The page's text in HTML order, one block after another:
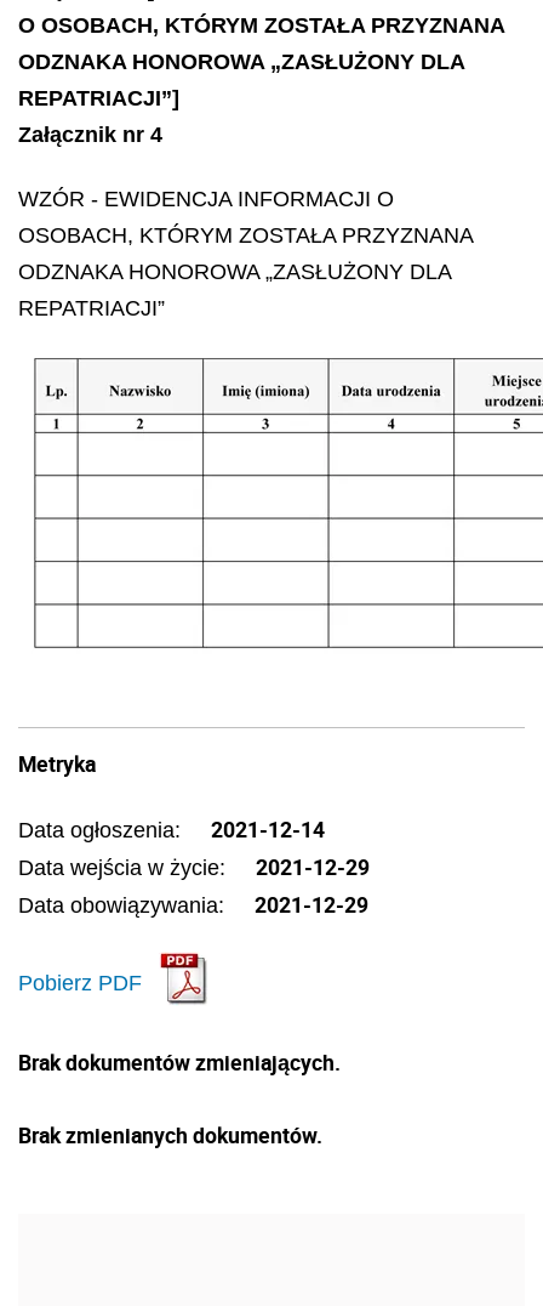
O OSOBACH, KTÓRYM ZOSTAŁA PRZYZNANA
ODZNAKA HONOROWA „ZASŁUŻONY DLA
REPATRIACJI”]
Załącznik nr 4
WZÓR - EWIDENCJA INFORMACJI O
OSOBACH, KTÓRYM ZOSTAŁA PRZYZNANA
ODZNAKA HONOROWA „ZASŁUŻONY DLA
REPATRIACJI”
Metryka
Data ogłoszenia: 2021-12-14
Data wejścia w życie: 2021-12-29
Data obowiązywania: 2021-12-29
Pobierz PDF
Brak dokumentów zmieniających.
Brak zmienianych dokumentów.